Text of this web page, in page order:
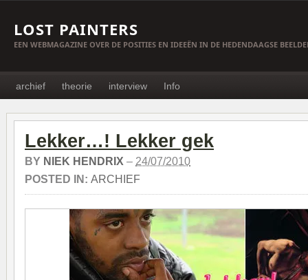
LOST PAINTERS
EEN WEBMAGAZINE OVER DE POSITIES EN IDEEËN IN DE HEDENDAAGSE
archief theorie interview Info
Lekker…! Lekker gek
BY NIEK HENDRIX – 24/07/2010
POSTED IN: ARCHIEF